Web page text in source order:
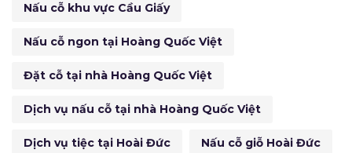
Nấu cỗ khu vực Cầu Giấy
Nấu cỗ ngon tại Hoàng Quốc Việt
Đặt cỗ tại nhà Hoàng Quốc Việt
Dịch vụ nấu cỗ tại nhà Hoàng Quốc Việt
Dịch vụ tiệc tại Hoài Đức Nấu cỗ giỗ Hoài Đức